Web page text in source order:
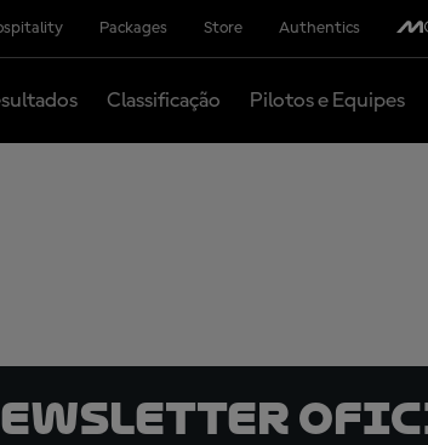
Packages Store Authentics
Classificação Pilotos e Equipes